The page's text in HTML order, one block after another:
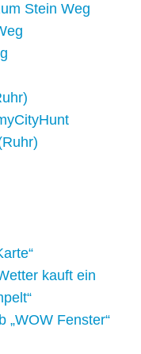
Stein Weg
kauft ein
„WOW Fenster“